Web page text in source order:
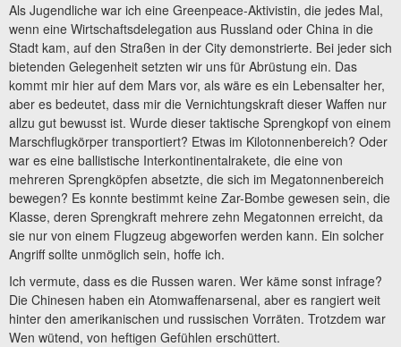
Als Jugendliche war ich eine Greenpeace-Aktivistin, die jedes Mal,
wenn eine Wirtschaftsdelegation aus Russland oder China in die
Stadt kam, auf den Straßen in der City demonstrierte. Bei jeder sich
bietenden Gelegenheit setzten wir uns für Abrüstung ein. Das
kommt mir hier auf dem Mars vor, als wäre es ein Lebensalter her,
aber es bedeutet, dass mir die Vernichtungskraft dieser Waffen nur
allzu gut bewusst ist. Wurde dieser taktische Sprengkopf von einem
Marschflugkörper transportiert? Etwas im Kilotonnenbereich? Oder
war es eine ballistische Interkontinentalrakete, die eine von
mehreren Sprengköpfen absetzte, die sich im Megatonnenbereich
bewegen? Es konnte bestimmt keine Zar-Bombe gewesen sein, die
Klasse, deren Sprengkraft mehrere zehn Megatonnen erreicht, da
sie nur von einem Flugzeug abgeworfen werden kann. Ein solcher
Angriff sollte unmöglich sein, hoffe ich.
Ich vermute, dass es die Russen waren. Wer käme sonst infrage?
Die Chinesen haben ein Atomwaffenarsenal, aber es rangiert weit
hinter den amerikanischen und russischen Vorräten. Trotzdem war
Wen wütend, von heftigen Gefühlen erschüttert.